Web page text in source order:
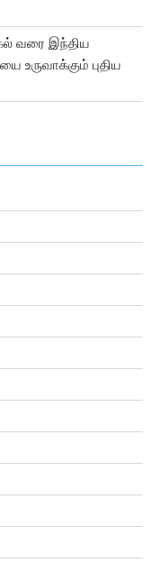
வரை இந்திய
உருவாக்கும் புதிய